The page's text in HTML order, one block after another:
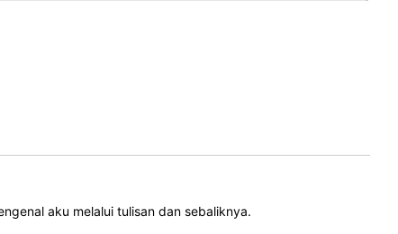
aku melalui tulisan dan sebaliknya.